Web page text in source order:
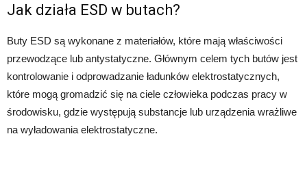
Jak działa ESD w butach?
Buty ESD są wykonane z materiałów, które mają właściwości
przewodzące lub antystatyczne. Głównym celem tych butów jest
kontrolowanie i odprowadzanie ładunków elektrostatycznych,
które mogą gromadzić się na ciele człowieka podczas pracy w
środowisku, gdzie występują substancje lub urządzenia wrażliwe
na wyładowania elektrostatyczne.